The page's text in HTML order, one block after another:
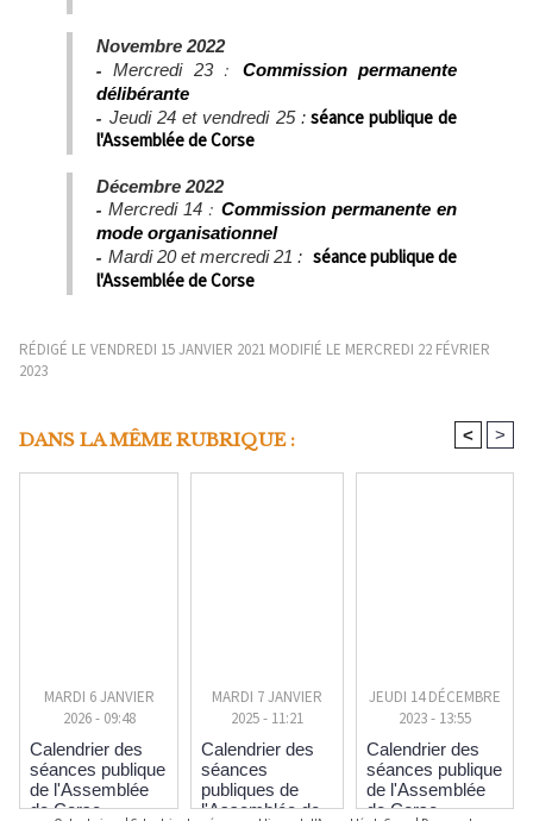
Novembre 2022
-Mercredi 23 : Commission permanente
délibérante
-Jeudi 24 et vendredi 25 : séance publique de
l'Assemblée de Corse
Décembre 2022
- Mercredi 14 : Commission permanente en
mode organisationnel
- Mardi 20 et mercredi 21 : séance publique de
l'Assemblée de Corse
RÉDIGÉ LE VENDREDI 15 JANVIER 2021 MODIFIÉ LE MERCREDI 22 FÉVRIER
2023
DANS LA MÊME RUBRIQUE : < >
MARDI 6 JANVIER
2026 - 09:48
Calendrier des
séances publique
de l'Assemblée
de Corse
MARDI 7 JANVIER
2025 - 11:21
Calendrier des
séances
publiques de
l'Assemblée de
JEUDI 14 DÉCEMBRE
2023 - 13:55
Calendrier des
séances publique
de l'Assemblée
de Corse